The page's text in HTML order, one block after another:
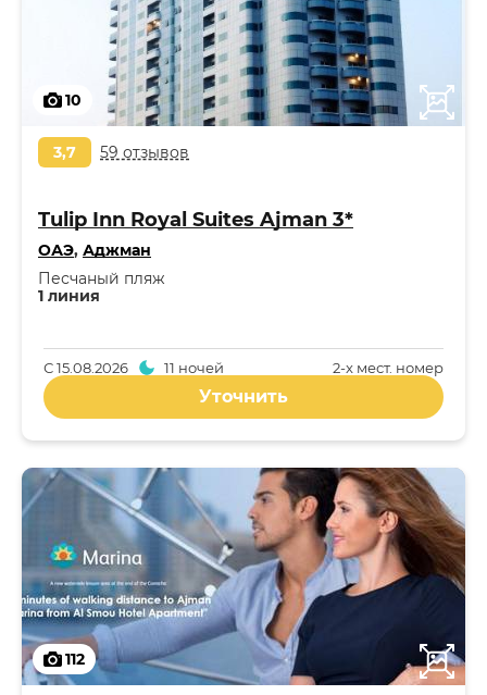
10
3,7 59 отзывов
Tulip Inn Royal Suites Ajman 3*
ОАЭ, Аджман
1 линия
Песчаный пляж
2-x мест. номер
С15.08.2026 11 ночей
Уточнить
112